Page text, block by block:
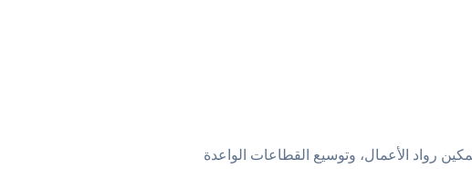
المدعوم برؤية المملكة 2030، التي تركز على الابتكار، وتمكين رواد الأعمال، وتوسيع القطاعات الواعدة